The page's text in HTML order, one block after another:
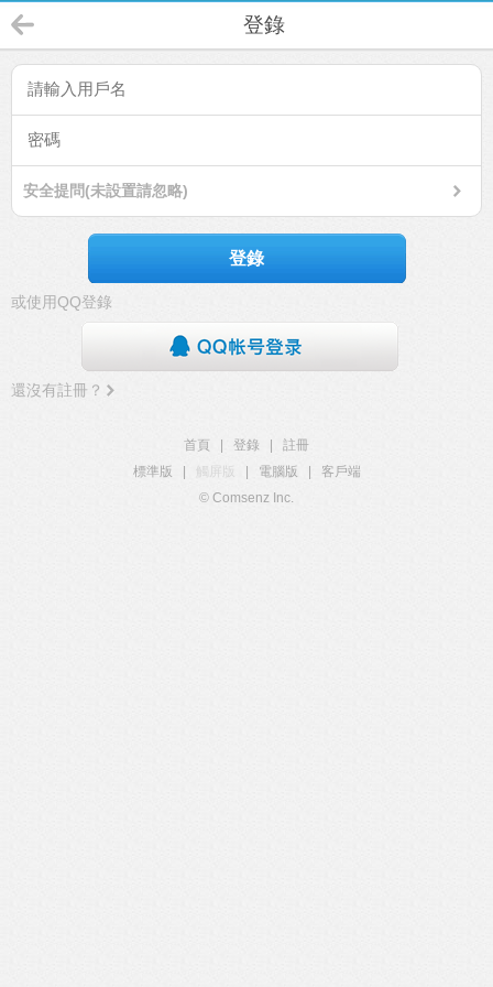
登錄
安全提問(未設置請忽略)
登錄
或使用QQ登錄
還沒有註冊？
首頁 登錄
註冊
標準版
觸屏版 電腦版
客戶端
© Comsenz Inc.